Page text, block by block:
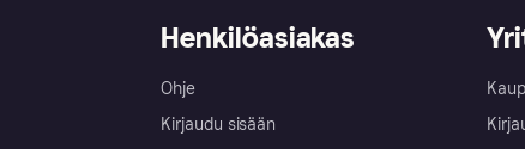
Henkilöasiakas
Ohje
Kirjaudu sisään